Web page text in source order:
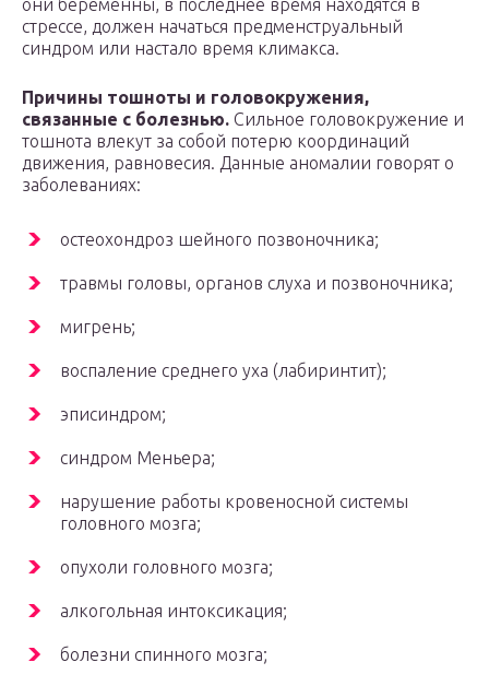
они беременны, в последнее время находятся в
стрессе, должен начаться предменструальный
синдром или настало время климакса.
Причины тошноты и головокружения,
связанные с болезнью. Сильное головокружение и
тошнота влекут за собой потерю координаций
движения, равновесия. Данные аномалии говорят о
заболеваниях:
остеохондроз шейного позвоночника;
травмы головы, органов слуха и позвоночника;
мигрень;
воспаление среднего уха (лабиринтит);
эписиндром;
синдром Меньера;
нарушение работы кровеносной системы
головного мозга;
опухоли головного мозга;
алкогольная интоксикация;
болезни спинного мозга;